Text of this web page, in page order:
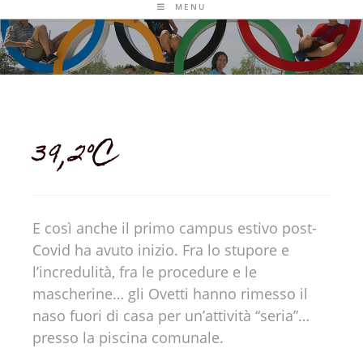
MENU
39,2°C
E così anche il primo campus estivo post-
Covid ha avuto inizio. Fra lo stupore e
l’incredulità, fra le procedure e le
mascherine… gli Ovetti hanno rimesso il
naso fuori di casa per un’attività “seria”…
presso la piscina comunale.